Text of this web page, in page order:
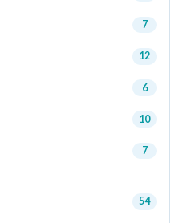
7
12
6
10
7
54